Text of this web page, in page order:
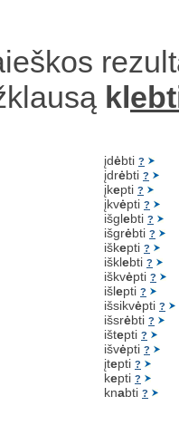
kl
įdėbti ?
įdrėbti ?
įkepti ?
įkvėpti ?
išglebti ?
išgrėbti ?
iškepti ?
išklebti ?
iškvėpti ?
išlepti ?
išsikvėpti ?
išsrėbti ?
ištepti ?
išvėpti ?
įtepti ?
kepti ?
knabti ?